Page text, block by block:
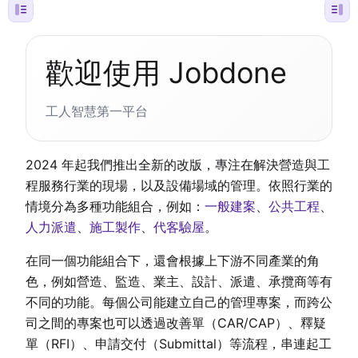
歡迎使用 Jobdone
工人智慧第一平台
2024 年起我們推出全新的改版，專注在解決營造與工
程服務行業的現場，以及設備場域的管理。依照行業的
情境分為多種功能組合，例如： 一般建案、 公共工程、
人力派遣、 施工製作、 代客驗屋。
在同一個功能組合下，還會根據上下游不同產業的角
色，例如營造、監造、業主、設計、派遣、承攬商等有
不同的功能。每個公司能建立自己的管理專案，而跨公
司之間的專案也可以透過改善單（CAR/CAP）、釋疑
單（RFI）、申請交付（Submittal）等流程，串連起工